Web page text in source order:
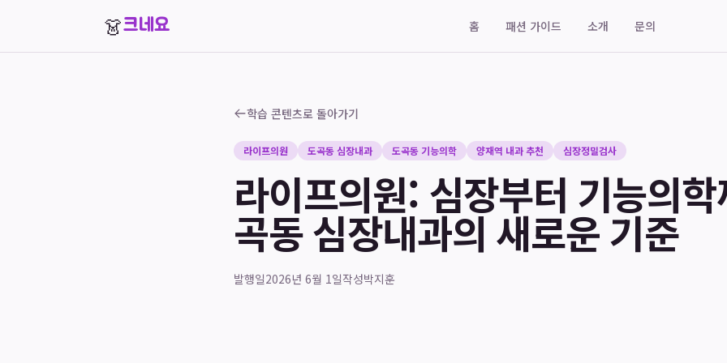
👗크네요 홈 패션 가이드 소개 문의
학습 콘텐츠로 돌아가기
라이프의원 도곡동 심장내과 도곡동 기능의학 양재역 내과 추천 심장정밀검사
라이프의원: 심장부터 기능의
곡동 심장내과의 새로운 기준
발행일2026년 6월 1일작성박지훈